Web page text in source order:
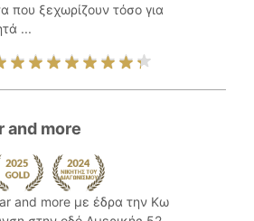
που ξεχωρίζουν τόσο για
...
and more
and more με έδρα την Κω